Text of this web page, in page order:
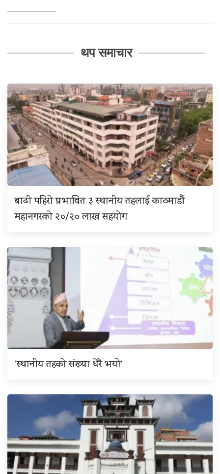
थप समाचार
बाढी पहिरो प्रभावित ३ स्थानीय तहलाई काठमाडौं
महानगरको २०/२० लाख सहयोग
‘स्थानीय तहको संख्या धेरै भयो’